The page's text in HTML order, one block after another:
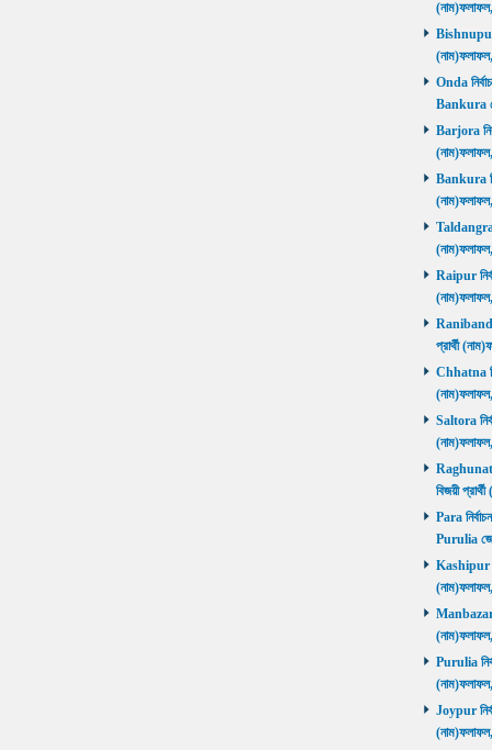
Bishnupur
Onda
Bankura
Barjora
Bankura
Taldangra
Raipur
Ranibandh
প্রার্থী
Chhatna
Saltora
বিজয়ী
Para
Purulia
Kashipur
Manbazar
Purulia
Joypur